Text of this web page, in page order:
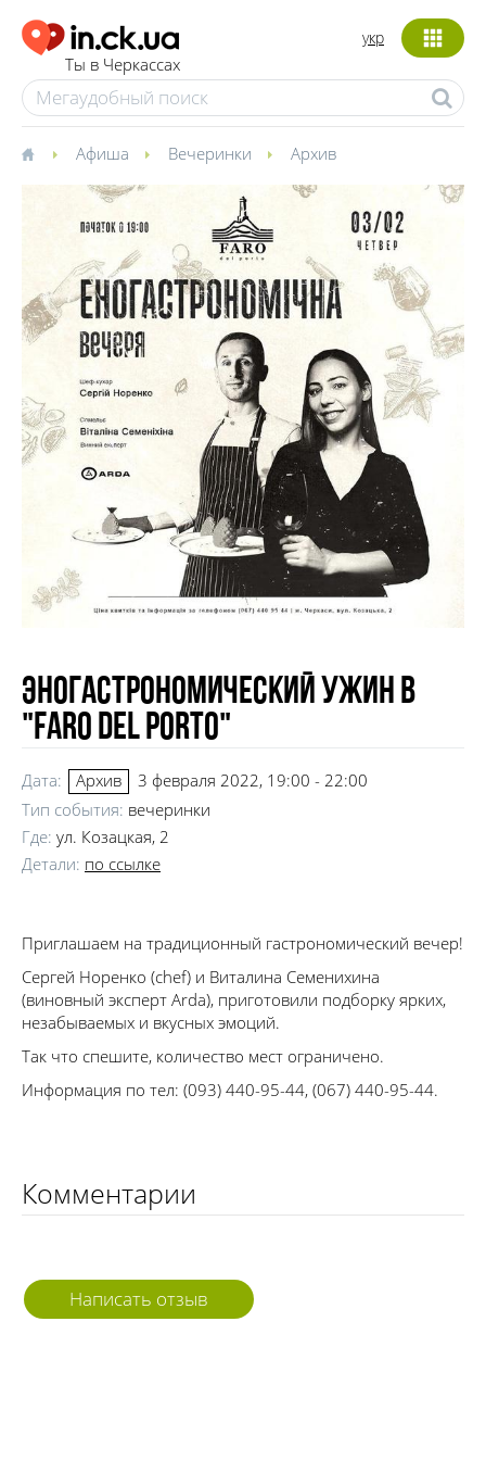
Ты в Черкассах
укр
Афиша Вечеринки Архив
Эногастрономический ужин в
"Faro del porto"
Дата: Архив
3 февраля 2022, 19:00 - 22:00
Тип события: вечеринки
Где: ул. Козацкая, 2
Детали: по ссылке
Приглашаем на традиционный гастрономический вечер!
Сергей Норенко (chef) и Виталина Семенихина
(виновный эксперт Arda), приготовили подборку ярких,
незабываемых и вкусных эмоций.
Так что спешите, количество мест ограничено.
Информация по тел: (093) 440-95-44, (067) 440-95-44.
Комментарии
Написать отзыв